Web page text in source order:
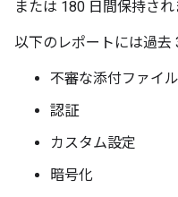
または 180 日間保持され
以下のレポートには過去
不審な添付ファイル
認証
カスタム設定
暗号化